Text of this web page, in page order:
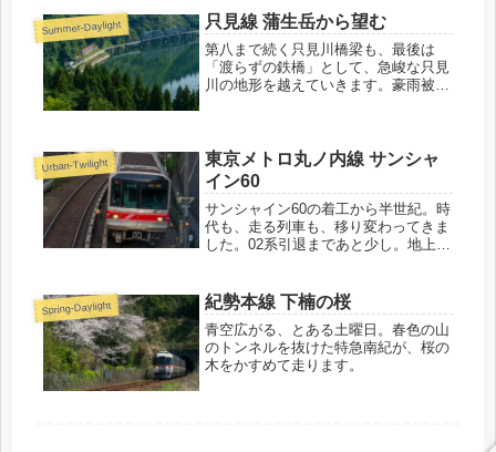
Summer-Daylight 只見線 蒲生岳から望む
第八まで続く只見川橋梁も、最後は
「渡らずの鉄橋」として、急峻な只見
川の地形を越えていきます。豪雨被害
Urban-Twilight
東京メトロ丸ノ内線 サンシャ
イン60
サンシャイン60の着工から半世紀。時
代も、走る列車も、移り変わってきま
した。02系引退まであと少し。地上を
Spring-Daylight 紀勢本線 下楠の桜
青空広がる、とある土曜日。春色の山
のトンネルを抜けた特急南紀が、桜の
木をかすめて走ります。